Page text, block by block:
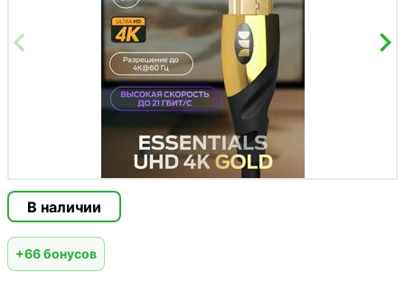
В наличии
+66 бонусов